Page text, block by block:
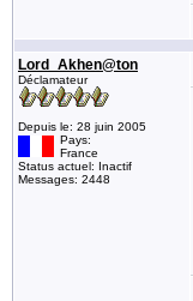
Lord_Akhen@ton
Déclamateur
Depuis le: 28 juin 2005
Pays:
France
Status actuel: Inactif
Messages: 2448